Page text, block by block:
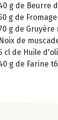
g de Beurre
g de
g de Gruyère
Noix de
cl de Huile
g de Farine